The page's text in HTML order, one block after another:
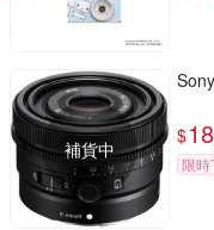
補貨中
$
限時